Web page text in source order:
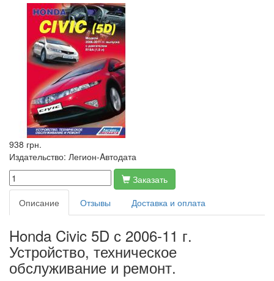
938 грн.
Издательство: Легион-Aвтодата
Заказать
Описание
Отзывы Доставка и оплата
Honda Civic 5D с 2006-11 г.
Устройство, техническое
обслуживание и ремонт.